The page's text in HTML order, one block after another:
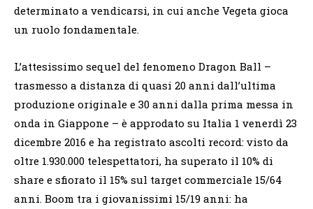
determinato a vendicarsi, in cui anche Vegeta gioca
un ruolo fondamentale.
L’attesissimo sequel del fenomeno Dragon Ball –
trasmesso a distanza di quasi 20 anni dall’ultima
produzione originale e 30 anni dalla prima messa in
onda in Giappone – è approdato su Italia 1 venerdì 23
dicembre 2016 e ha registrato ascolti record: visto da
oltre 1.930.000 telespettatori, ha superato il 10% di
share e sfiorato il 15% sul target commerciale 15/64
anni. Boom tra i giovanissimi 15/19 anni: ha